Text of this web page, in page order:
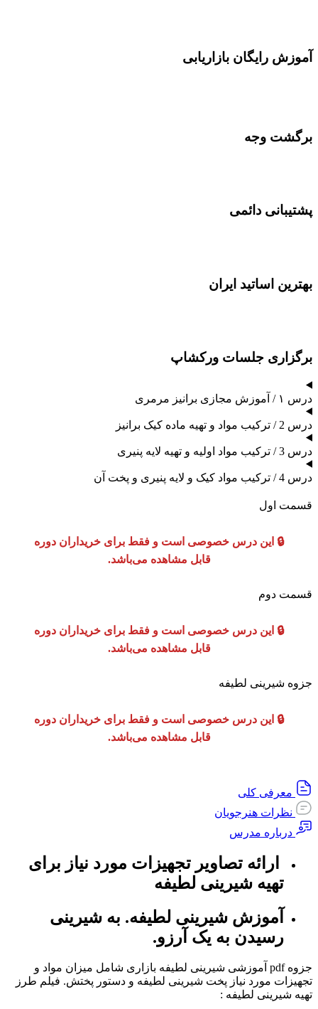
آموزش رایگان بازاریابی
برگشت وجه
پشتیبانی دائمی
بهترین اساتید ایران
برگزاری جلسات ورکشاپ
درس ۱ / آموزش مجازی برانیز مرمری
درس 2 / ترکیب مواد و تهیه ماده کیک برانیز
درس 3 / ترکیب مواد اولیه و تهیه لایه پنیری
درس 4 / ترکیب مواد کیک و لایه پنیری و پخت آن
قسمت اول
🔒 این درس خصوصی است و فقط برای خریداران دوره
قابل مشاهده می‌باشد.
قسمت دوم
🔒 این درس خصوصی است و فقط برای خریداران دوره
قابل مشاهده می‌باشد.
جزوه شیرینی لطیفه
🔒 این درس خصوصی است و فقط برای خریداران دوره
قابل مشاهده می‌باشد.
معرفی کلی
نظرات هنرجویان
درباره مدرس
ارائه تصاویر تجهیزات مورد نیاز برای
تهیه شیرینی لطیفه
آموزش شیرینی لطیفه. به شیرینی
رسیدن به یک آرزو.
جزوه pdf آموزشی شیرینی لطیفه بازاری شامل میزان مواد و
تجهیزات مورد نیاز پخت شیرینی لطیفه و دستور پختش. فیلم طرز
تهیه شیرینی لطیفه :